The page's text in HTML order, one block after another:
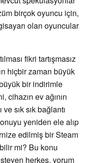
birçok oyuncu için,
olan oyuncular
fikri tartışmasız
hiçbir zaman büyük
büyük bir indirimle
cihazın ev ağının
sık sık bağlantı
yeniden ele alıp
edilmiş bir Steam
mi? Bu konu
herkes, yorum